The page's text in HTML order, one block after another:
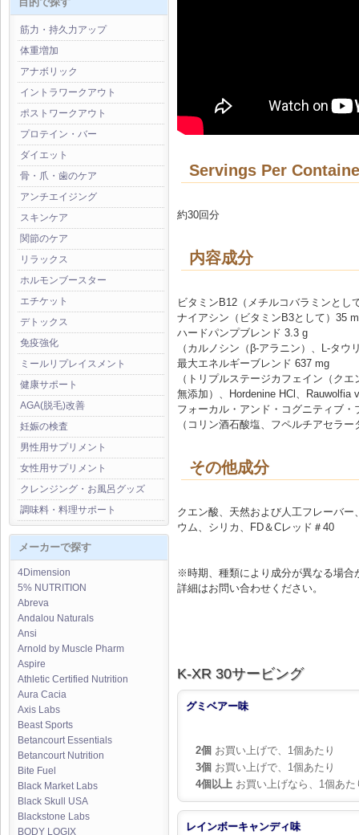
筋力・持久力アップ
体重増加
アナボリック
イントラワークアウト
ポストワークアウト
プロテイン・バー
ダイエット
骨・爪・歯のケア
アンチエイジング
スキンケア
関節のケア
リラックス
ホルモンブースター
エチケット
デトックス
免疫強化
ミールリプレイスメント
健康サポート
AGA(脱毛)改善
妊娠の検査
男性用サプリメント
女性用サプリメント
クレンジング・お風呂グッズ
調味料・料理サポート
メーカーで探す
4Dimension
5% NUTRITION
Abreva
Andalou Naturals
Ansi
Arnold by Muscle Pharm
Aspire
Athletic Certified Nutrition
Aura Cacia
Axis Labs
Beast Sports
Betancourt Essentials
Betancourt Nutrition
Bite Fuel
Black Market Labs
Black Skull USA
Blackstone Labs
BODY LOGIX
Servings Per
約30回分
内容成分
ビタミンB12（メチルコバラミンと
ナイアシン（ビタミンB3として）35
ハードパンプブレンド 3.3 g
（カルノシン（β-アラニン）、L-タウ
最大エネルギーブレンド 637 mg
（トリプルステージカフェイン（ク
無添加）、Hordenine HCl、Rauwolfia
フォーカル・アンド・コグニティブ・
（コリン酒石酸塩、フペルチアセラ
その他成分
クエン酸、天然および人工フレーバ
ウム、シリカ、FD＆Cレッド＃40
※時期、種類により成分が異なる場合
詳細はお問い合わせください。
K-XR 30サービング
グミベアー味
2個 お買い上げで、1個あたり
3個 お買い上げで、1個あたり
4個以上 お買い上げなら、1個あた
レインボーキャンディ味